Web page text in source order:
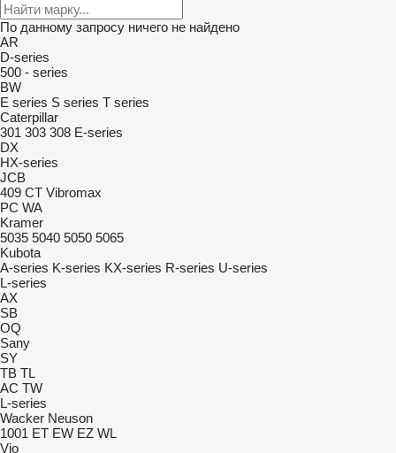
По данному запросу ничего не найдено
AR
D-series
500 - series
BW
E series S series T series
Caterpillar
301 303 308 E-series
DX
HX-series
JCB
409 CT Vibromax
PC WA
Kramer
5035 5040 5050 5065
Kubota
A-series K-series KX-series R-series U-series
L-series
AX
SB
OQ
Sany
SY
TB TL
AC TW
L-series
Wacker Neuson
1001 ET EW EZ WL
Vio